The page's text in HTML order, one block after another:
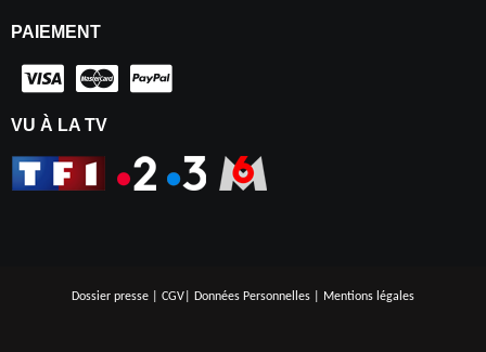
PAIEMENT
VU À LA TV
Dossier presse CGV Données Personnelles Mentions légales